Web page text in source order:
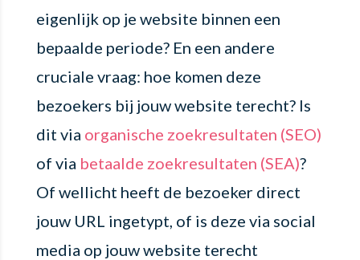
eigenlijk op je website binnen een
bepaalde periode? En een andere
cruciale vraag: hoe komen deze
bezoekers bij jouw website terecht? Is
dit via organische zoekresultaten (SEO)
of via betaalde zoekresultaten (SEA)?
Of wellicht heeft de bezoeker direct
jouw URL ingetypt, of is deze via social
media op jouw website terecht